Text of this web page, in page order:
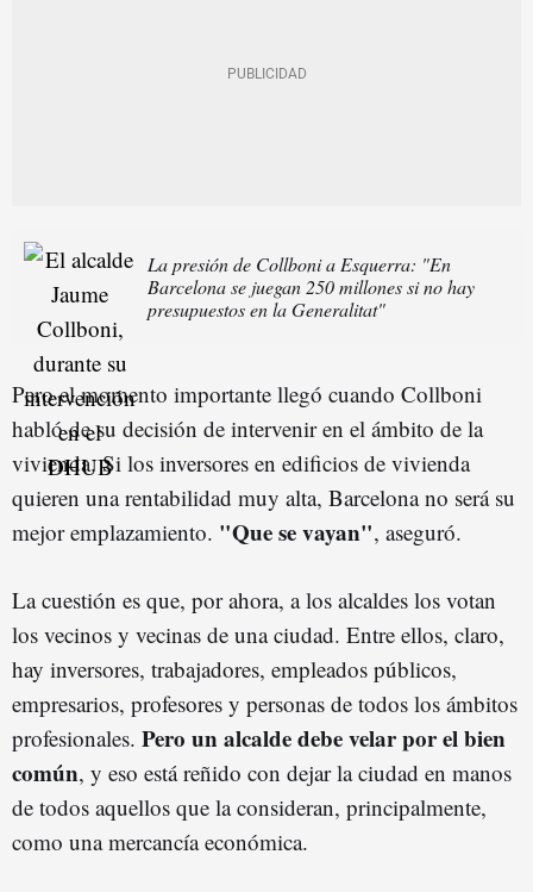
La presión de Collboni a Esquerra: "En
Barcelona se juegan 250 millones si no hay
presupuestos en la Generalitat"
Pero el momento importante llegó cuando Collboni
habló de su decisión de intervenir en el ámbito de la
vivienda. Si los inversores en edificios de vivienda
quieren una rentabilidad muy alta, Barcelona no será su
mejor emplazamiento. "Que se vayan", aseguró.
La cuestión es que, por ahora, a los alcaldes los votan
los vecinos y vecinas de una ciudad. Entre ellos, claro,
hay inversores, trabajadores, empleados públicos,
empresarios, profesores y personas de todos los ámbitos
profesionales. Pero un alcalde debe velar por el bien
común, y eso está reñido con dejar la ciudad en manos
de todos aquellos que la consideran, principalmente,
como una mercancía económica.